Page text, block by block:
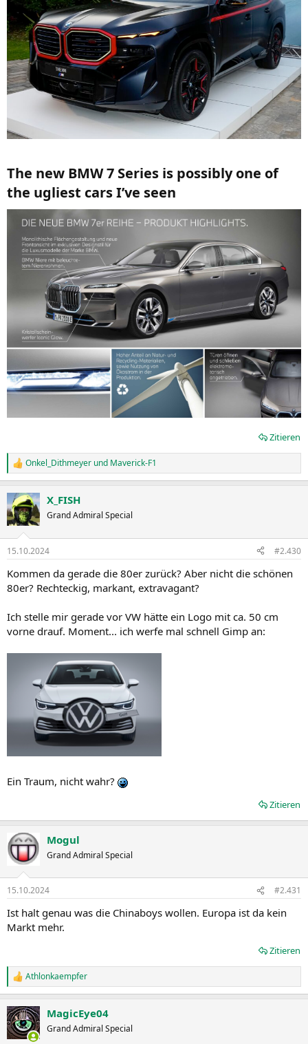
The new BMW 7 Series is possibly one of
the ugliest cars I’ve seen​
Zitieren
R
e
k
t
i
e
:
Onkel_Dithmeyer und Maverick-F1
X_FISH
Grand Admiral Special
15.10.2024 #2.430
Kommen da gerade die 80er zurück? Aber nicht die schönen
80er? Rechteckig, markant, extravagant?
Ich stelle mir gerade vor VW hätte ein Logo mit ca. 50 cm
vorne drauf. Moment... ich werfe mal schnell Gimp an:
Ein Traum, nicht wahr?
Zitieren
Mogul
Grand Admiral Special
15.10.2024 #2.431
Ist halt genau was die Chinaboys wollen. Europa ist da kein
Markt mehr.
Zitieren
R
e
k
t
i
Athlonkaempfer
MagicEye04
Grand Admiral Special